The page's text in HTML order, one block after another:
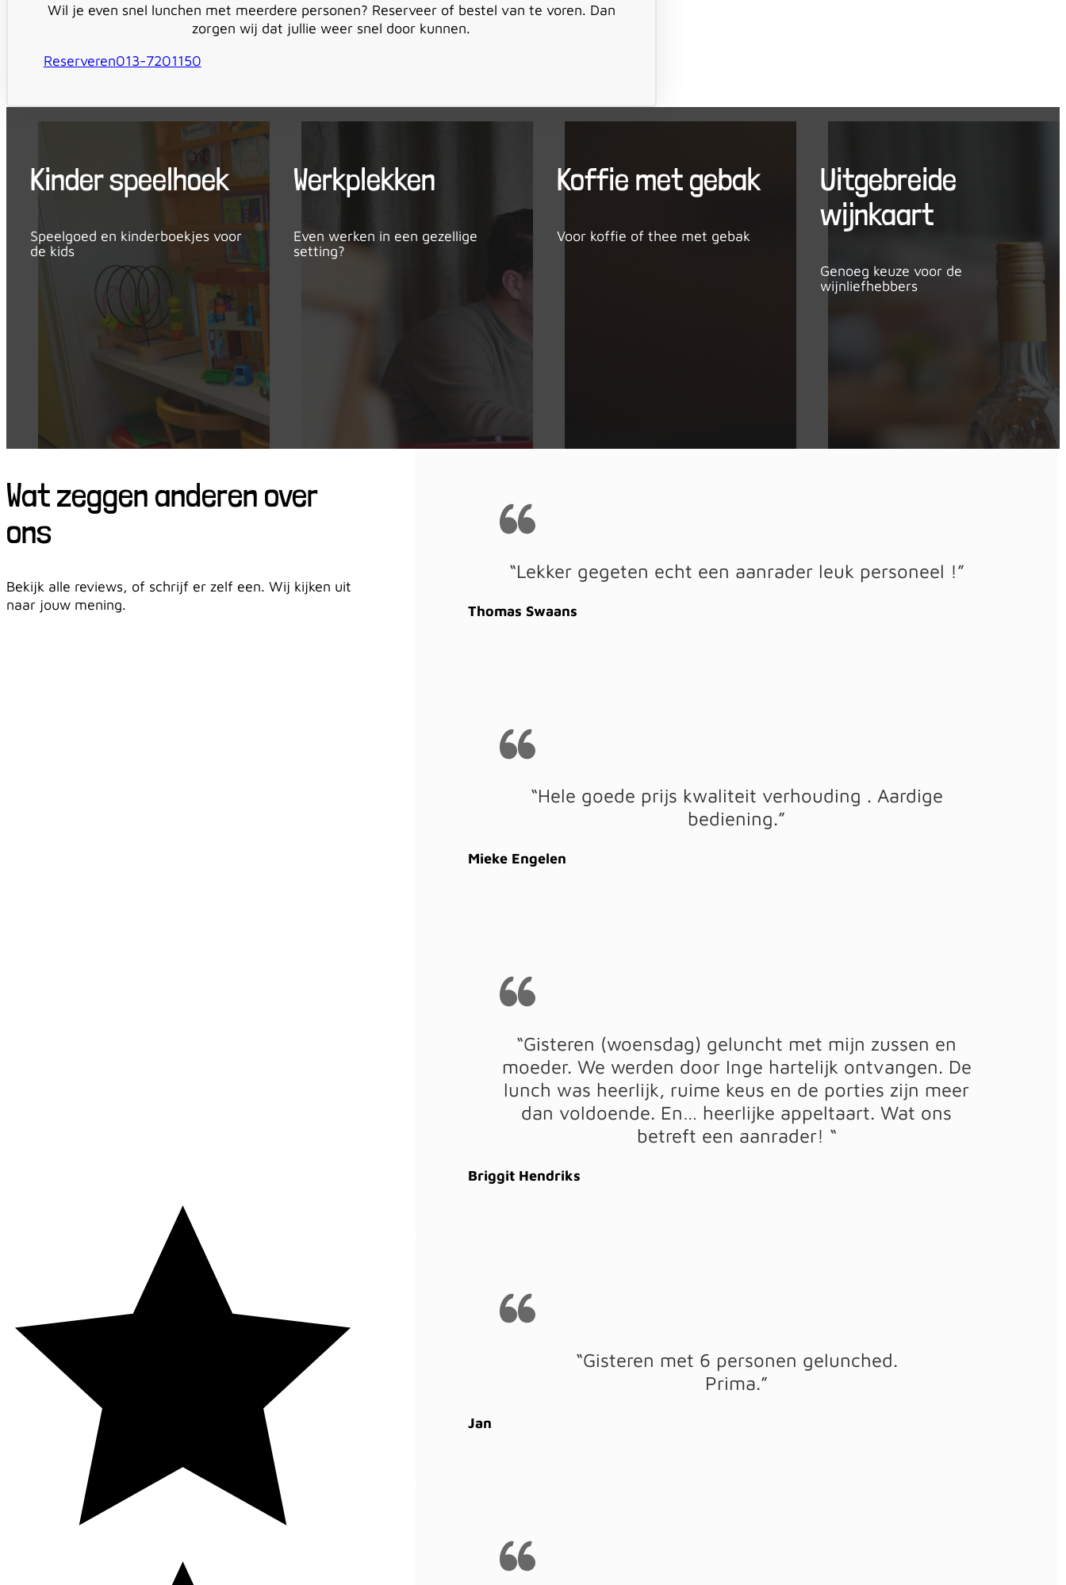
Wil je even snel lunchen met meerdere personen? Reserveer of bestel van te voren. Dan
zorgen wij dat jullie weer snel door kunnen.
Reserveren013-7201150
Kinder speelhoek
Speelgoed en kinderboekjes voor
de kids
Werkplekken
Even werken in een gezellige
setting?
Koffie met gebak
Voor koffie of thee met gebak
Uitgebreide
wijnkaart
Genoeg keuze voor de
wijnliefhebbers
Wat zeggen anderen over
ons
Bekijk alle reviews, of schrijf er zelf een. Wij kijken uit
naar jouw mening.
“Lekker gegeten echt een aanrader leuk personeel !”
Thomas Swaans
“Hele goede prijs kwaliteit verhouding . Aardige
bediening.”
Mieke Engelen
“Gisteren (woensdag) geluncht met mijn zussen en
moeder. We werden door Inge hartelijk ontvangen. De
lunch was heerlijk, ruime keus en de porties zijn meer
dan voldoende. En… heerlijke appeltaart. Wat ons
betreft een aanrader! “
Briggit Hendriks
“Gisteren met 6 personen gelunched.
Prima.”
Jan